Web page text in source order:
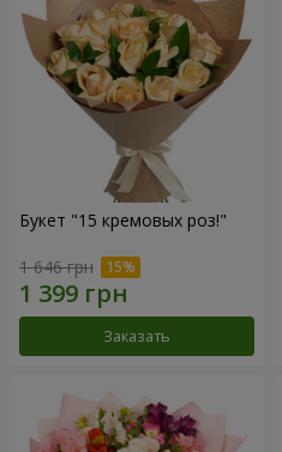
Букет "15 кремовых роз!"
1 646 грн
Заказать